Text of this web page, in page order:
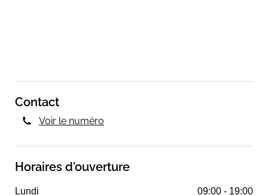
Contact
Voir le numéro
Horaires d'ouverture
Lundi 09:00 - 19:00